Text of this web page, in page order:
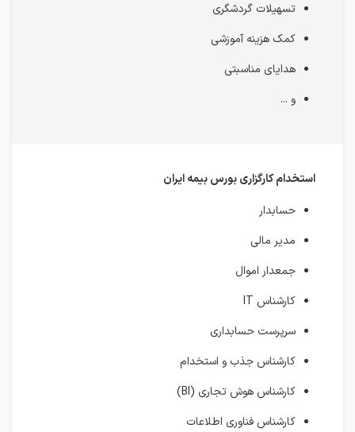
تسهیلات گردشگری
کمک هزینه آموزشی
هدایای مناسبتی
و ...
استخدام کارگزاری بورس بیمه ایران
حسابدار
مدیر مالی
جمعدار اموال
کارشناس IT
سرپرست حسابداری
کارشناس جذب و استخدام
کارشناس هوش تجاری (BI)
کارشناس فناوری اطلاعات